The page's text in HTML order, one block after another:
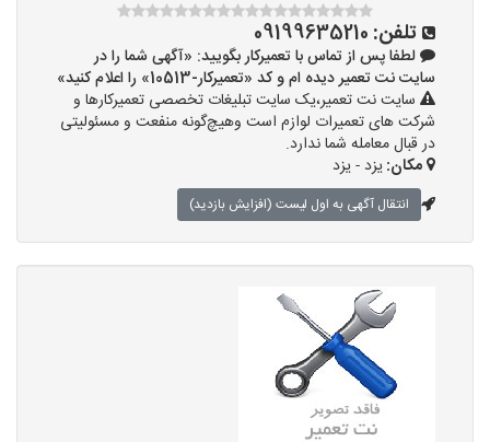
تلفن: 09199635210
لطفا پس از تماس با تعمیرکار بگویید: «آگهی شما را در
سایت نت تعمیر دیده ام و کد «تعمیرکار-10513» را اعلام کنید»
سایت نت تعمیر،یک سایت تبلیغات تخصصی تعمیرکارها و
شرکت های تعمیرات لوازم است وهیچ‌گونه منفعت و مسئولیتی
در قبال معامله شما ندارد.
مکان:یزد - یزد
انتقال آگهی به اول لیست (افزایش بازدید)